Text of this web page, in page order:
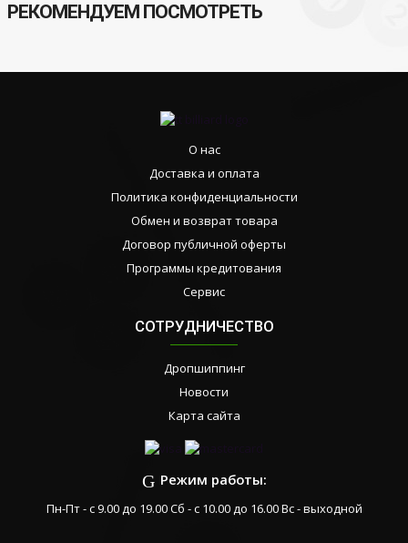
РЕКОМЕНДУЕМ ПОСМОТРЕТЬ
О нас
Доставка и оплата
Политика конфиденциальности
Обмен и возврат товара
Договор публичной оферты
Программы кредитования
Сервис
СОТРУДНИЧЕСТВО
Дропшиппинг
Новости
Карта сайта
Режим работы:
Пн-Пт - с 9.00 до 19.00 Сб - с 10.00 до 16.00 Вс - выходной